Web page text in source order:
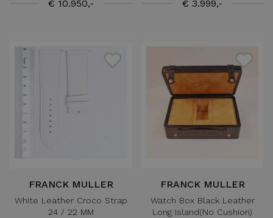
€ 10.950,- € 3.999,-
FRANCK MULLER
White Leather Croco Strap
24 / 22 MM
FRANCK MULLER
Watch Box Black Leather
Long Island(No Cushion)